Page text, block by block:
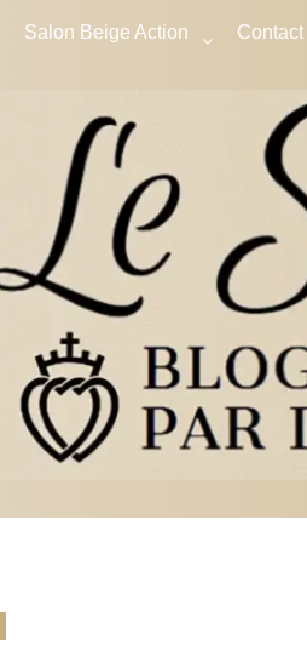
Salon Beige Action Contact